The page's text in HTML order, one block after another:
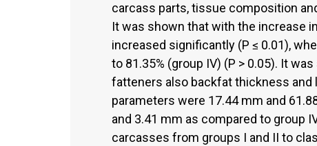
carcass parts, tissue composition
It was shown that with the increase
increased significantly (P ≤ 0.01),
to 81.35% (group IV) (P > 0.05). It
fatteners also backfat thickness and
parameters were 17.44 mm and
and 3.41 mm as compared to group
carcasses from groups I and II to